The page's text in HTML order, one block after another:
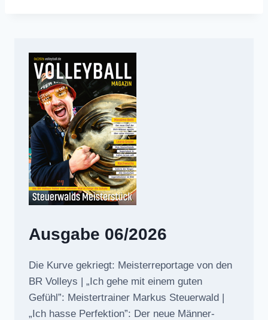
Ausgabe 06/2026
Die Kurve gekriegt: Meisterreportage von den
BR Volleys | „Ich gehe mit einem guten
Gefühl”: Meistertrainer Markus Steuerwald |
„Ich hasse Perfektion”: Der neue Männer-